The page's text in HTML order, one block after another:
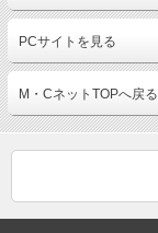
PCサイトを見る
M・CネットTOPへ戻る